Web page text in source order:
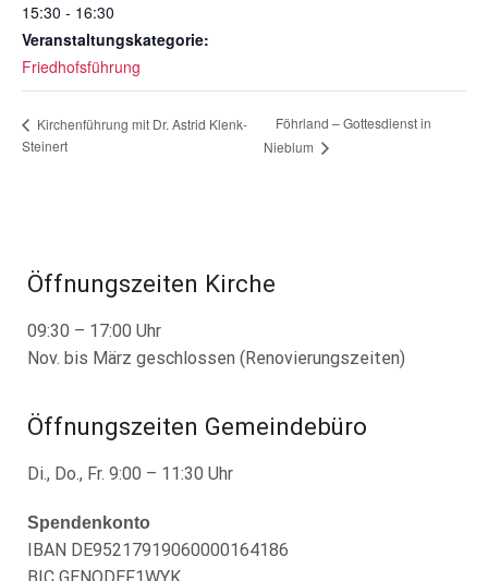
15:30 - 16:30
Veranstaltungskategorie:
Friedhofsführung
Kirchenführung mit Dr. Astrid Klenk-
Steinert
Föhrland – Gottesdienst in
Nieblum
Öffnungszeiten Kirche
09:30 – 17:00 Uhr
Nov. bis März geschlossen (Renovierungszeiten)
Öffnungszeiten Gemeindebüro
Di., Do., Fr. 9:00 – 11:30 Uhr
Spendenkonto
IBAN DE95217919060000164186
BIC GENODEF1WYK